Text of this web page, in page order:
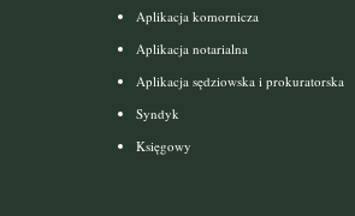
Aplikacja komornicza
Aplikacja notarialna
Aplikacja sędziowska i prokuratorska
Syndyk
Księgowy